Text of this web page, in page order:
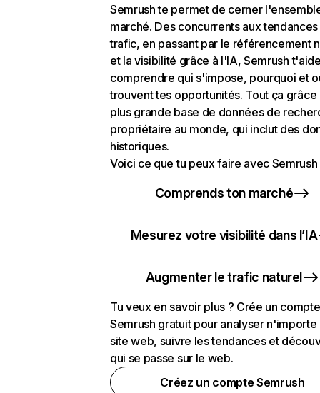
Semrush te permet de cerner
marché. Des concurrents aux
trafic, en passant par le référencement
et la visibilité grâce à l'IA, Semrush
comprendre qui s'impose, pourquoi et
trouvent tes opportunités. Tout ça grâce
plus grande base de données de
propriétaire au monde, qui inclut des
historiques.
Voici ce que tu peux faire avec Semrush
Comprends ton marché
Mesurez votre visibilité dans l’IA
Augmenter le trafic naturel
Tu veux en savoir plus ? Crée un compte
Semrush gratuit pour analyser n'importe
site web, suivre les tendances et
qui se passe sur le web.
Créez un compte Semrush